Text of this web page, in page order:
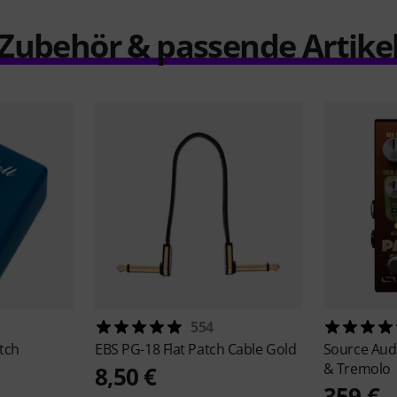
& passende
554
EBS PG-18 Flat Patch Cable Gold
8,50 €
Source
& Tremolo